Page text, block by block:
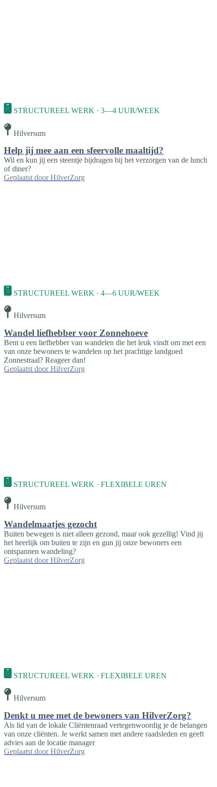
STRUCTUREEL WERK · 3—4 UUR/WEEK
Hilversum
Help jij mee aan een sfeervolle maaltijd?
Wil en kun jij een steentje bijdragen bij het verzorgen van de lunch
of diner?
Geplaatst door HilverZorg
STRUCTUREEL WERK · 4—6 UUR/WEEK
Hilversum
Wandel liefhebber voor Zonnehoeve
Bent u een liefhebber van wandelen die het leuk vindt om met een
van onze bewoners te wandelen op het prachtige landgoed
Zonnestraal? Reageer dan!
Geplaatst door HilverZorg
STRUCTUREEL WERK · FLEXIBELE UREN
Hilversum
Wandelmaatjes gezocht
Buiten bewegen is niet alleen gezond, maar ook gezellig! Vind jij
het heerlijk om buiten te zijn en gun jij onze bewoners een
ontspannen wandeling?
Geplaatst door HilverZorg
STRUCTUREEL WERK · FLEXIBELE UREN
Hilversum
Denkt u mee met de bewoners van HilverZorg?
Als lid van de lokale Cliëntenraad vertegenwoordig je de belangen
van onze cliënten. Je werkt samen met andere raadsleden en geeft
advies aan de locatie manager
Geplaatst door HilverZorg